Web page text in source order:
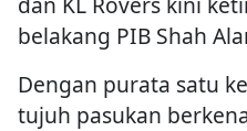
belakang PIB Shah
Dengan purata satu
tujuh pasukan